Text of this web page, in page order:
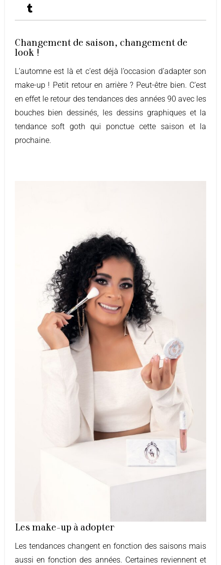
Changement de saison, changement de
look !
L’automne est là et c’est déjà l’occasion d’adapter son
make-up ! Petit retour en arrière ? Peut-être bien. C’est
en effet le retour des tendances des années 90 avec les
bouches bien dessinés, les dessins graphiques et la
tendance soft goth qui ponctue cette saison et la
prochaine.
Les make-up à adopter
Les tendances changent en fonction des saisons mais
aussi en fonction des années. Certaines reviennent et